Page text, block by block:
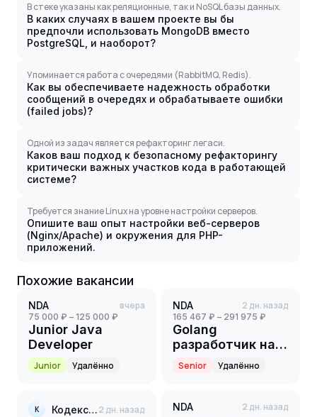
В стеке указаны как реляционные, так и NoSQL базы данных.
В каких случаях в вашем проекте вы бы
предпочли использовать MongoDB вместо
PostgreSQL, и наоборот?
Упоминается работа с очередями (RabbitMQ, Redis).
Как вы обеспечиваете надежность обработки
сообщений в очередях и обрабатываете ошибки
(failed jobs)?
Одной из задач является рефакторинг легаси.
Каков ваш подход к безопасному рефакторингу
критически важных участков кода в работающей
системе?
Требуется знание Linux на уровне настройки серверов.
Опишите ваш опыт настройки веб-серверов
(Nginx/Apache) и окружения для PHP-
приложений.
Похожие вакансии
NDA вчера
75 000 ₽ – 125 000 ₽
Junior Java
Developer
Junior Удалённо
NDA 2 дн. назад
165 467 ₽ – 291 975 ₽
Golang
разработчик на
партнерский
проект(ритейл)
Senior Удалённо
К Кодекс-ИТ2 дн. назад NDA 2 дн. назад